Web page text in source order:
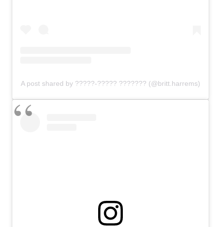
A post shared by ?????-????? ??????? (@britt.harrems)